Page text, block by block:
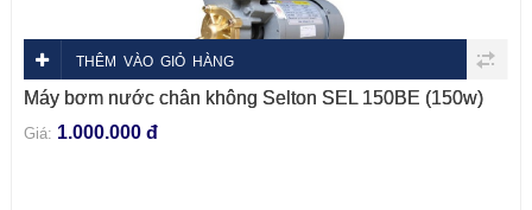
THÊM VÀO GIỎ HÀNG
Máy bơm nước chân không Selton SEL 150BE (150w)
Giá: 1.000.000 đ